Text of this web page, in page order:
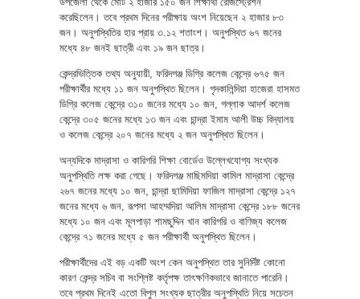
করেছিলেন। তবে প্রথম দিনের পরীক্ষায় অংশ নিয়েছেন ২ হাজার ৮৩
জন। অনুপস্থিতির হার প্রায় ৩.১২ শতাংশ। অনুপস্থিত ৬৭ জনের
মধ্যে ৪৮ জনই ছাত্রী এবং ১৯ জন ছাত্র।
কেন্দ্রভিত্তিক তথ্য অনুযায়ী, ফরিদগঞ্জ ডিগ্রি কলেজ কেন্দ্রে ৬৭৫ জন
পরীক্ষার্থীর মধ্যে ১১ জন অনুপস্থিত ছিলেন। গৃদকালিন্দিয়া হাজেরা হাসমত
ডিগ্রি কলেজ কেন্দ্রে ৩১০ জনের মধ্যে ১০ জন, গল্লাক আদর্শ কলেজ
কেন্দ্রে ৩০৫ জনের মধ্যে ১৩ জন এবং চান্দ্রা ইমাম আলী উচ্চ বিদ্যালয়
ও কলেজ কেন্দ্রে ২০৭ জনের মধ্যে ২ জন অনুপস্থিত ছিলেন।
অন্যদিকে মাদ্রাসা ও কারিগরি শিক্ষা বোর্ডেও উল্লেখযোগ্য সংখ্যক
অনুপস্থিতি লক্ষ করা গেছে। ফরিদগঞ্জ মাছিমদিয়া কামিল মাদ্রাসা কেন্দ্রে
২৬৭ জনের মধ্যে ১০ জন, চান্দ্রা ছামিদিয়া ফাজিল মাদ্রাসা কেন্দ্রে ১২৭
জনের মধ্যে ৬ জন, রূপসা আহম্মদিয়া আলিম মাদ্রাসা কেন্দ্রে ১৮৮ জনের
মধ্যে ১০ জন এবং মূলপাড়া শামছুদ্দিন খান কারিগরি ও বাণিজ্য কলেজ
কেন্দ্রে ৭১ জনের মধ্যে ৫ জন পরীক্ষার্থী অনুপস্থিত ছিলেন।
পরীক্ষার্থীদের এই বড় একটি অংশ কেন অনুপস্থিত তার সুনির্দিষ্ট কোনো
কারণ কেন্দ্র সচিব বা সংশ্লিষ্ট কর্তৃপক্ষ তাৎক্ষণিকভাবে জানাতে পারেনি।
তবে প্রথম দিনেই এতো বিপুল সংখ্যক ছাত্রীর অনুপস্থিতি নিয়ে সচেতন